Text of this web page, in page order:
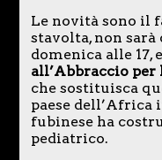
Le novità sono il
stavolta, non sarà
domenica alle 17,
all’Abbraccio per
che sostituisca
paese dell’Africa
fubinese ha
pediatrico.